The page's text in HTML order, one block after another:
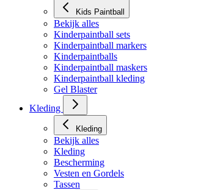
Kids Paintball
Bekijk alles
Kinderpaintball sets
Kinderpaintball markers
Kinderpaintballs
Kinderpaintball maskers
Kinderpaintball kleding
Gel Blaster
Kleding
Kleding
Bekijk alles
Kleding
Bescherming
Vesten en Gordels
Tassen